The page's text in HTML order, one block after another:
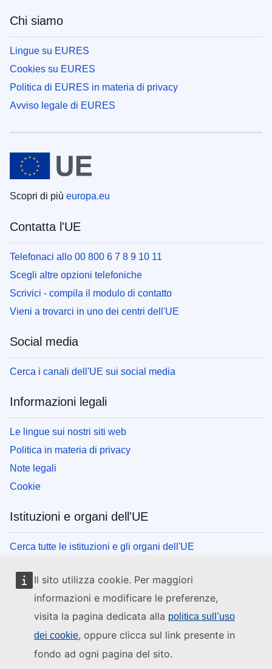
Il sito utilizza cookie. Per maggiori
informazioni e modificare le preferenze,
visita la pagina dedicata alla politica sull’uso
dei cookie, oppure clicca sul link presente in
fondo ad ogni pagina del sito.
Chi siamo
Lingue su EURES
Cookies su EURES
Politica di EURES in materia di privacy
Avviso legale di EURES
Scopri di più europa.eu
Contatta l'UE
Telefonaci allo 00 800 6 7 8 9 10 11
Scegli altre opzioni telefoniche
Scrivici - compila il modulo di contatto
Vieni a trovarci in uno dei centri dell'UE
Social media
Cerca i canali dell'UE sui social media
Informazioni legali
Le lingue sui nostri siti web
Politica in materia di privacy
Note legali
Cookie
Istituzioni e organi dell'UE
Cerca tutte le istituzioni e gli organi dell'UE